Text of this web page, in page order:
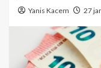
Yanis Kacem 27